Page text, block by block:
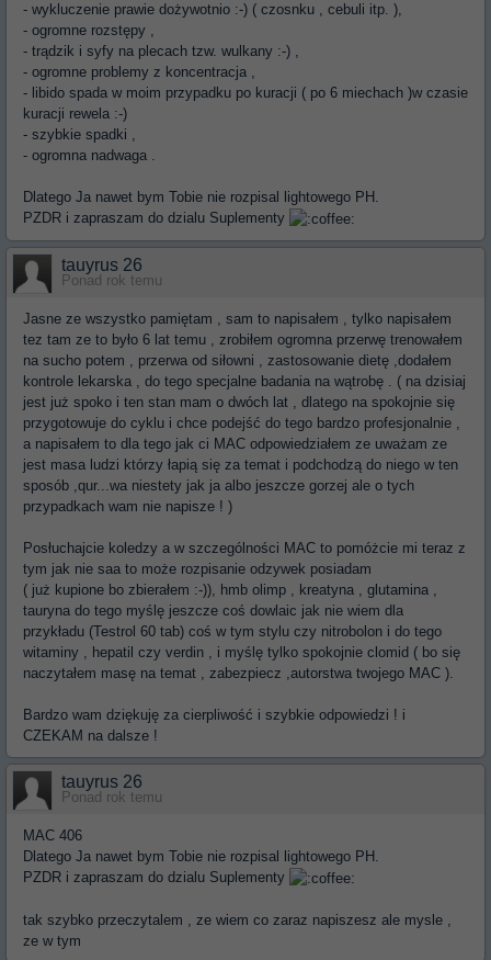
- wykluczenie prawie dożywotnio :-) ( czosnku , cebuli itp. ),
- ogromne rozstępy ,
- trądzik i syfy na plecach tzw. wulkany :-) ,
- ogromne problemy z koncentracja ,
- libido spada w moim przypadku po kuracji ( po 6 miechach )w czasie
kuracji rewela :-)
- szybkie spadki ,
- ogromna nadwaga .
Dlatego Ja nawet bym Tobie nie rozpisal lightowego PH.
PZDR i zapraszam do dzialu Suplementy
tauyrus 26
Ponad rok temu
Jasne ze wszystko pamiętam , sam to napisałem , tylko napisałem
tez tam ze to było 6 lat temu , zrobiłem ogromna przerwę trenowałem
na sucho potem , przerwa od siłowni , zastosowanie dietę ,dodałem
kontrole lekarska , do tego specjalne badania na wątrobę . ( na dzisiaj
jest już spoko i ten stan mam o dwóch lat , dlatego na spokojnie się
przygotowuje do cyklu i chce podejść do tego bardzo profesjonalnie ,
a napisałem to dla tego jak ci MAC odpowiedziałem ze uważam ze
jest masa ludzi którzy łapią się za temat i podchodzą do niego w ten
sposób ,qur...wa niestety jak ja albo jeszcze gorzej ale o tych
przypadkach wam nie napisze ! )
Posłuchajcie koledzy a w szczególności MAC to pomóżcie mi teraz z
tym jak nie saa to może rozpisanie odzywek posiadam
( już kupione bo zbierałem :-)), hmb olimp , kreatyna , glutamina ,
tauryna do tego myślę jeszcze coś dowlaic jak nie wiem dla
przykładu (Testrol 60 tab) coś w tym stylu czy nitrobolon i do tego
witaminy , hepatil czy verdin , i myślę tylko spokojnie clomid ( bo się
naczytałem masę na temat , zabezpiecz ,autorstwa twojego MAC ).
Bardzo wam dziękuję za cierpliwość i szybkie odpowiedzi ! i
CZEKAM na dalsze !
tauyrus 26
Ponad rok temu
MAC 406
Dlatego Ja nawet bym Tobie nie rozpisal lightowego PH.
PZDR i zapraszam do dzialu Suplementy
tak szybko przeczytalem , ze wiem co zaraz napiszesz ale mysle ,
ze w tym